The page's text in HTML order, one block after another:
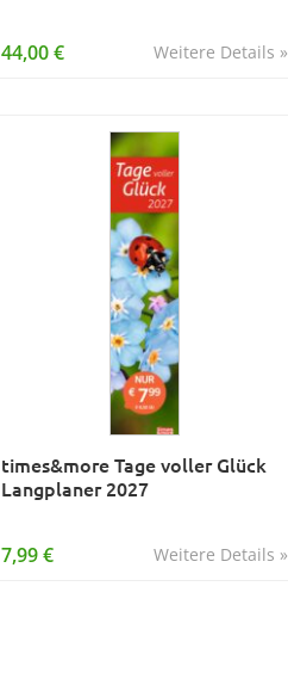
Weitere Details »
44,00 €
times&more Tage voller Glück
Langplaner 2027
Weitere Details »
7,99 €